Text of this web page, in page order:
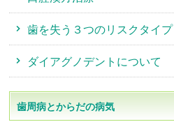
歯を失う３つのリスクタイプ
ダイアグノデントについて
歯周病とからだの病気